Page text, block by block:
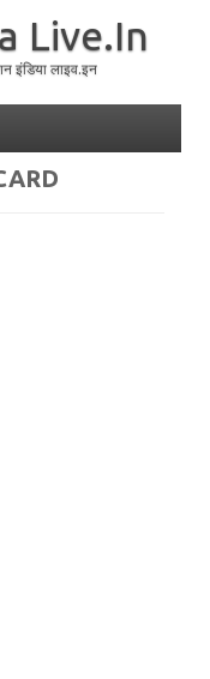
Live.In
लाइव.इन